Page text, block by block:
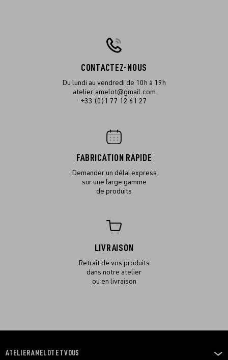
CONTACTEZ-NOUS
Du lundi au vendredi de 10h à 19h
atelier.amelot@gmail.com
+33 (0)1 77 12 61 27
FABRICATION RAPIDE
Demander un délai express
sur une large gamme
de produits
LIVRAISON
Retrait de vos produits
dans notre atelier
ou en livraison
OUVRIR
ATELIER AMELOT ET VOUS